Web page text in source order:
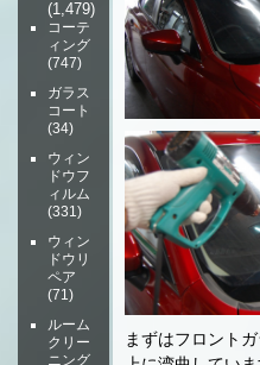
まずはフロント
(1,479)
コーテ
ィング
(747)
ガラス
コート
(34)
ウィン
ドウフ
ィルム
(331)
ウィン
ドウリ
ペア
(71)
ルーム
クリー
ニング